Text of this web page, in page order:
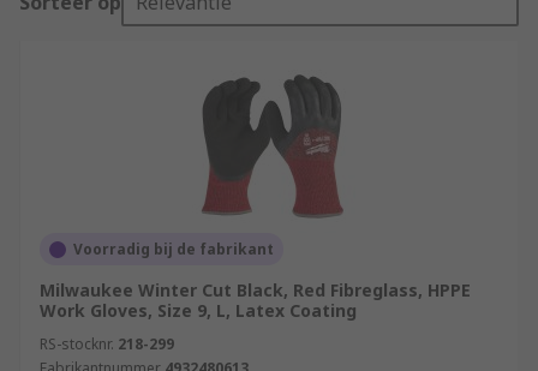
Voorradig bij de fabrikant
Milwaukee Winter Cut Black, Red Fibreglass, HPPE
Work Gloves, Size 9, L, Latex Coating
RS-stocknr. 218-299